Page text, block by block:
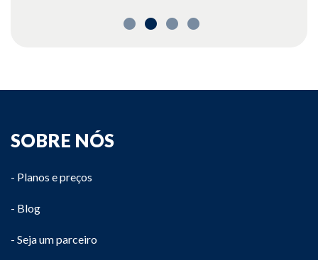
• • • •
SOBRE NÓS
- Planos e preços
- Blog
- Seja um parceiro